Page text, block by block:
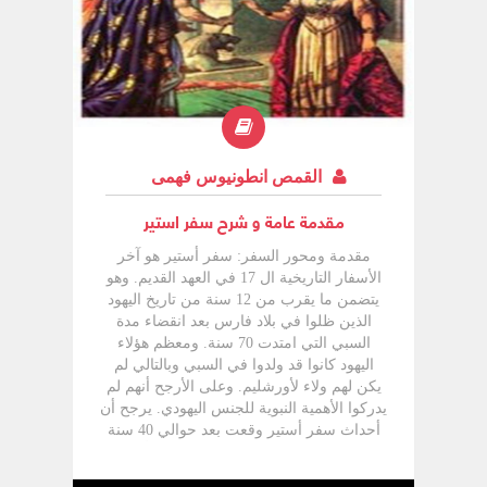
كان سفر أستير يكشف عن عناية الله لشعبه
الملتصق بأرض السبي ، فان سفر أيوب
يكشف عن اهتمام الله برجل أممي أحب الله
فاستحق أن يسجل سفر كامل باسمه . +
كشف هذا السفر عن بعض جوانب "سر الألم"
في حياة الصديقين ، مؤكدا حكمة الله الخفية
في تدبير أمورنا ، كما يعلن الفارق بين تعزيات
القمص انطونيوس فهمى
مقدمة عامة و شرح سفر استير
مقدمة ومحور السفر: سفر أستير هو آخر
الأسفار التاريخية ال 17 في العهد القديم. وهو
يتضمن ما يقرب من 12 سنة من تاريخ اليهود
الذين ظلوا في بلاد فارس بعد انقضاء مدة
السبي التي امتدت 70 سنة. ومعظم هؤلاء
اليهود كانوا قد ولدوا في السبي وبالتالي لم
يكن لهم ولاء لأورشليم. وعلى الأرجح أنهم لم
يدركوا الأهمية النبوية للجنس اليهودي. يرجح أن
أحداث سفر أستير وقعت بعد حوالي 40 سنة